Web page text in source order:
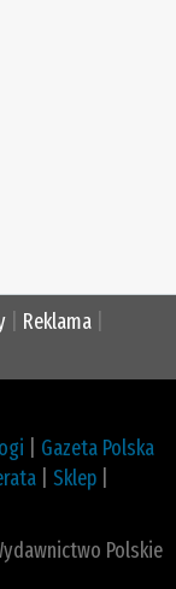
Reklama
Gazeta Polska
Sklep
Polskie